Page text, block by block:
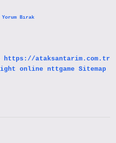
Yorum Bırak
https://ataksantarim.com.tr
online nttgame Sitemap